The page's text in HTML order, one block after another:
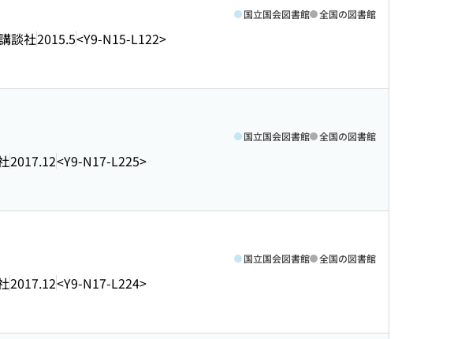
談社2015.5<Y9-N15-L122>
国立国会図書館 全国の図書館
2017.12<Y9-N17-L225>
国立国会図書館 全国の図書館
2017.12<Y9-N17-L224>
国立国会図書館 全国の図書館